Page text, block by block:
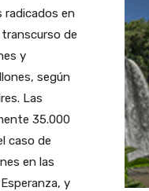
radicados en
de
y
según
Las
35.000
caso de
en las
y